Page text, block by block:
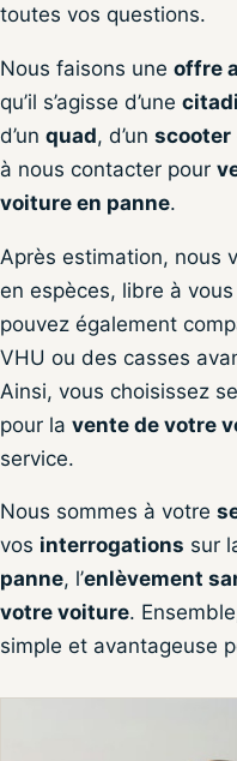
toutes vos questions.
Nous faisons une offre
qu’il s’agisse d’une
d’un quad, d’un scooter
à nous contacter pour
voiture en panne.
Après estimation, nous
en espèces, libre à
pouvez également
VHU ou des casses
Ainsi, vous choisissez
pour la vente de votre
service.
Nous sommes à votre
vos interrogations sur
panne, l’enlèvement
votre voiture.
simple et avantageuse